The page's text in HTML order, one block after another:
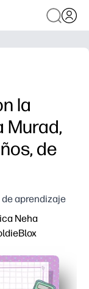
la
Murad,
de
aprendizaje
Neha
y listo, sin
de codificación